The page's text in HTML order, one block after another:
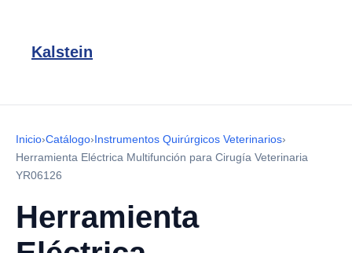
Kalstein
Inicio›Catálogo›Instrumentos Quirúrgicos Veterinarios›
Herramienta Eléctrica Multifunción para Cirugía Veterinaria
YR06126
Herramienta